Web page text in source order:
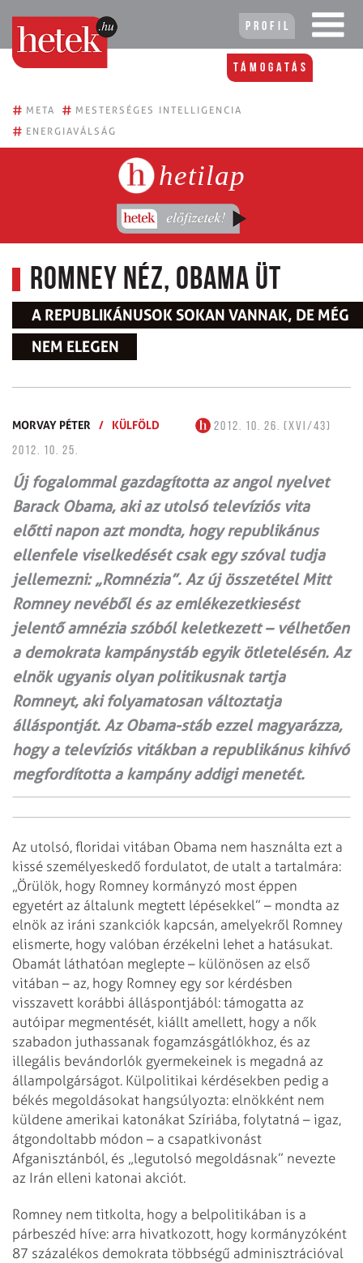
Profil
Támogatás
# META # MESTERSÉGES INTELLIGENCIA
# ENERGIAVÁLSÁG
hetilap
Romney néz, Obama üt
A REPUBLIKÁNUSOK SOKAN VANNAK, DE MÉG
NEM ELEGEN
MORVAY PÉTER / KÜLFÖLD
2012. 10. 26. (XVI/43)
2012. 10. 25.
Új fogalommal gazdagította az angol nyelvet
Barack Obama, aki az utolsó televíziós vita
előtti napon azt mondta, hogy republikánus
ellenfele viselkedését csak egy szóval tudja
jellemezni: „Romnézia”. Az új összetétel Mitt
Romney nevéből és az emlékezetkiesést
jelentő amnézia szóból keletkezett – vélhetően
a demokrata kampánystáb egyik ötletelésén. Az
elnök ugyanis olyan politikusnak tartja
Romneyt, aki folyamatosan változtatja
álláspontját. Az Obama-stáb ezzel magyarázza,
hogy a televíziós vitákban a republikánus kihívó
megfordította a kampány addigi menetét.
Az utolsó, floridai vitában Obama nem használta ezt a
kissé személyeskedő fordulatot, de utalt a tartalmára:
„Örülök, hogy Romney kormányzó most éppen
egyetért az általunk megtett lépésekkel” – mondta az
elnök az iráni szankciók kapcsán, amelyekről Romney
elismerte, hogy valóban érzékelni lehet a hatásukat.
Obamát láthatóan meglepte – különösen az első
vitában – az, hogy Romney egy sor kérdésben
visszavett korábbi álláspontjából: támogatta az
autóipar megmentését, kiállt amellett, hogy a nők
szabadon juthassanak fogamzásgátlókhoz, és az
illegális bevándorlók gyermekeinek is megadná az
állampolgárságot. Külpolitikai kérdésekben pedig a
békés megoldásokat hangsúlyozta: elnökként nem
küldene amerikai katonákat Szíriába, folytatná – igaz,
átgondoltabb módon – a csapatkivonást
Afganisztánból, és „legutolsó megoldásnak” nevezte
az Irán elleni katonai akciót.
Romney nem titkolta, hogy a belpolitikában is a
párbeszéd híve: arra hivatkozott, hogy kormányzóként
87 százalékos demokrata többségű adminisztrációval